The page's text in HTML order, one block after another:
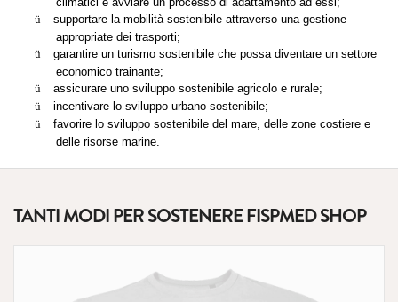
ü
supportare la mobilità sostenibile attraverso una gestione
appropriate dei trasporti;
ü
garantire un turismo sostenibile che possa diventare un settore
economico trainante;
ü
assicurare uno sviluppo sostenibile agricolo e rurale;
ü
incentivare lo sviluppo urbano sostenibile;
ü
favorire lo sviluppo sostenibile del mare, delle zone costiere e
delle risorse marine.
TANTI MODI PER SOSTENERE FISPMED SHOP